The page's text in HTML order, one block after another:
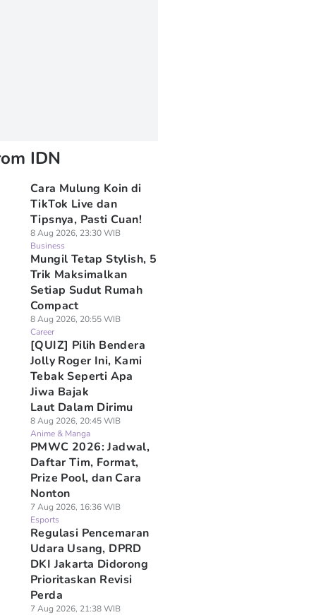
IDN
Cara Mulung Koin di
TikTok Live dan
Tipsnya, Pasti Cuan!
8 Aug 2026, 23:30 WIB
Business
Mungil Tetap Stylish, 5
Trik Maksimalkan
Setiap Sudut Rumah
Compact
8 Aug 2026, 20:55 WIB
Career
[QUIZ] Pilih Bendera
Jolly Roger Ini, Kami
Tebak Seperti Apa
Jiwa Bajak
Laut Dalam Dirimu
8 Aug 2026, 20:45 WIB
Anime & Manga
PMWC 2026: Jadwal,
Daftar Tim, Format,
Prize Pool, dan Cara
Nonton
7 Aug 2026, 16:36 WIB
Esports
Regulasi Pencemaran
Udara Usang, DPRD
DKI Jakarta Didorong
Prioritaskan Revisi
Perda
7 Aug 2026, 21:38 WIB